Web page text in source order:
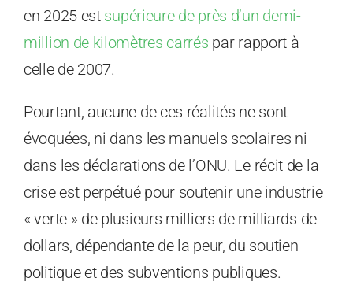
en 2025 est supérieure de près d’un demi-
million de kilomètres carrés par rapport à
celle de 2007.
Pourtant, aucune de ces réalités ne sont
évoquées, ni dans les manuels scolaires ni
dans les déclarations de l’ONU. Le récit de la
crise est perpétué pour soutenir une industrie
« verte » de plusieurs milliers de milliards de
dollars, dépendante de la peur, du soutien
politique et des subventions publiques.